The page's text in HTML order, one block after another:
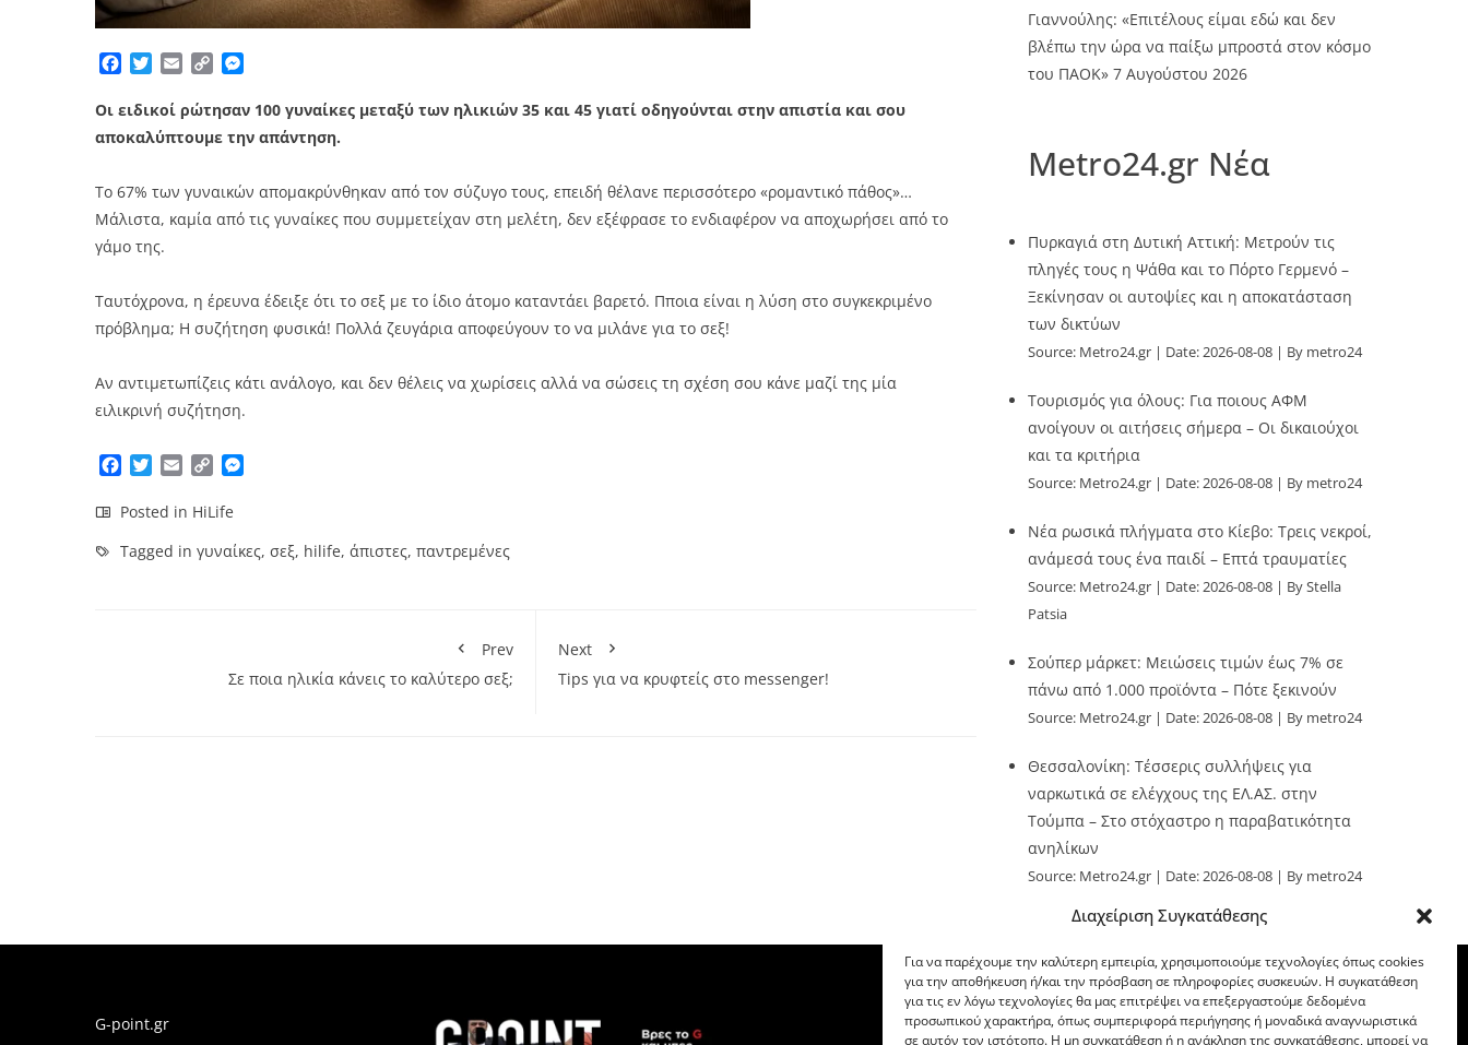
Διαχείριση Συγκατάθεσης
Για να παρέχουμε την καλύτερη εμπειρία, χρησιμοποιούμε τεχνολογίες όπως cookies
για την αποθήκευση ή/και την πρόσβαση σε πληροφορίες συσκευών. Η συγκατάθεση
για τις εν λόγω τεχνολογίες θα μας επιτρέψει να επεξεργαστούμε δεδομένα
προσωπικού χαρακτήρα, όπως συμπεριφορά περιήγησης ή μοναδικά αναγνωριστικά
σε αυτόν τον ιστότοπο. Η μη συγκατάθεση ή η ανάκληση της συγκατάθεσης, μπορεί να
Facebook
TwitterEmailCopy
Οι ειδικοί ρώτησαν 100 γυναίκες μεταξύ των ηλικιών 35 και 45 γιατί οδηγούνται στην απιστία και σου
αποκαλύπτουμε την απάντηση.
Το 67% των γυναικών απομακρύνθηκαν από τον σύζυγο τους, επειδή θέλανε περισσότερο «ρομαντικό πάθος»…
Μάλιστα, καμία από τις γυναίκες που συμμετείχαν στη μελέτη, δεν εξέφρασε το ενδιαφέρον να αποχωρήσει από το
γάμο της.
Ταυτόχρονα, η έρευνα έδειξε ότι το σεξ με το ίδιο άτομο καταντάει βαρετό. Πποια είναι η λύση στο συγκεκριμένο
πρόβλημα; Η συζήτηση φυσικά! Πολλά ζευγάρια αποφεύγουν το να μιλάνε για το σεξ!
Αν αντιμετωπίζεις κάτι ανάλογο, και δεν θέλεις να χωρίσεις αλλά να σώσεις τη σχέση σου κάνε μαζί της μία
ειλικρινή συζήτηση.
Facebook
TwitterEmailCopy
Posted in HiLife
Tagged in γυναίκες, σεξ, hilife, άπιστες, παντρεμένες
Prev
Σε ποια ηλικία κάνεις το καλύτερο σεξ;
Next
Tips για να κρυφτείς στο messenger!
Γιαννούλης: «Επιτέλους είμαι εδώ και δεν
βλέπω την ώρα να παίξω μπροστά στον κόσμο
του ΠΑΟΚ» 7 Αυγούστου 2026
Metro24.gr Νέα
Πυρκαγιά στη Δυτική Αττική: Μετρούν τις
πληγές τους η Ψάθα και το Πόρτο Γερμενό –
Ξεκίνησαν οι αυτοψίες και η αποκατάσταση
των δικτύων
Source: Metro24.gr Date: 2026-08-08 By metro24
Τουρισμός για όλους: Για ποιους ΑΦΜ
ανοίγουν οι αιτήσεις σήμερα – Οι δικαιούχοι
και τα κριτήρια
Source: Metro24.gr Date: 2026-08-08 By metro24
Νέα ρωσικά πλήγματα στο Κίεβο: Τρεις νεκροί,
ανάμεσά τους ένα παιδί – Επτά τραυματίες
Source: Metro24.gr Date: 2026-08-08
By Stella
Patsia
Σούπερ μάρκετ: Μειώσεις τιμών έως 7% σε
πάνω από 1.000 προϊόντα – Πότε ξεκινούν
Source: Metro24.gr Date: 2026-08-08 By metro24
Θεσσαλονίκη: Τέσσερις συλλήψεις για
ναρκωτικά σε ελέγχους της ΕΛ.ΑΣ. στην
Τούμπα – Στο στόχαστρο η παραβατικότητα
ανηλίκων
Source: Metro24.gr Date: 2026-08-08 By metro24
G-point.gr